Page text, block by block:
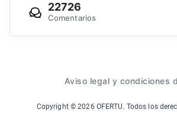
22726
Comentarios
Aviso legal y condiciones
Copyright ©2026 OFERTU. Todos los